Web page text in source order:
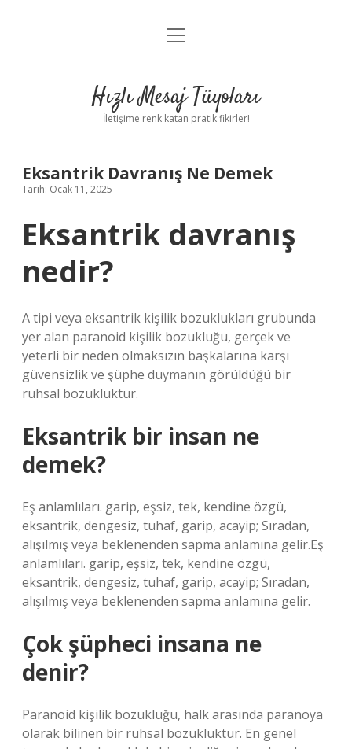
Anasayfa
Yasal Uyarı
menüyü
Hızlı Mesaj Tüyoları
İletişime renk katan pratik fikirler!
Eksantrik Davranış Ne Demek
Tarih: Ocak 11, 2025
Eksantrik davranış
nedir?
A tipi veya eksantrik kişilik bozuklukları grubunda
yer alan paranoid kişilik bozukluğu, gerçek ve
yeterli bir neden olmaksızın başkalarına karşı
güvensizlik ve şüphe duymanın görüldüğü bir
ruhsal bozukluktur.
Eksantrik bir insan ne
demek?
Eş anlamlıları. garip, eşsiz, tek, kendine özgü,
eksantrik, dengesiz, tuhaf, garip, acayip; Sıradan,
alışılmış veya beklenenden sapma anlamına gelir.Eş
anlamlıları. garip, eşsiz, tek, kendine özgü,
eksantrik, dengesiz, tuhaf, garip, acayip; Sıradan,
alışılmış veya beklenenden sapma anlamına gelir.
Çok şüpheci insana ne
denir?
Paranoid kişilik bozukluğu, halk arasında paranoya
olarak bilinen bir ruhsal bozukluktur. En genel